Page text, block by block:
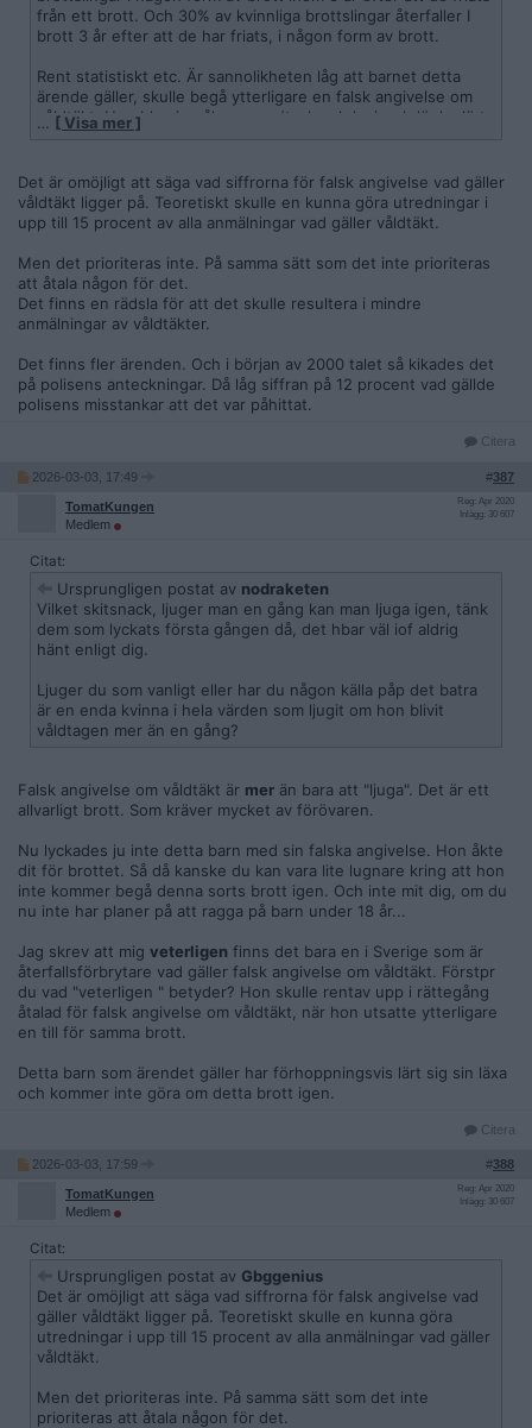
från ett brott. Och 30% av kvinnliga brottslingar återfaller I
brott 3 år efter att de har friats, i någon form av brott.
Rent statistiskt etc. Är sannolikheten låg att barnet detta
ärende gäller, skulle begå ytterligare en falsk angivelse om
våldtäkt. Hon blev ju påkommen (tack och lov) och lär ha lärt
sig en rejäl läxa nu!
Och i övrigt är hon ettbarnunder 18 år. Så obegripligt att
vuxna män i tråden är så rädda att råka på henne och riskera
att få falsk angivelse om våldtäkt över sig. Vuxna män i
tråden borde väl om något
låta bli
barn under 18, i första
hand. Det är väl främst där deras fokus bör ligga. Låter de bli
det är ju risken minimal att de skulle råka på barnet detta
ärende handlar om.
… [ Visa mer ]
Det är omöjligt att säga vad siffrorna för falsk angivelse vad gäller
våldtäkt ligger på. Teoretiskt skulle en kunna göra utredningar i
upp till 15 procent av alla anmälningar vad gäller våldtäkt.
Men det prioriteras inte. På samma sätt som det inte prioriteras
att åtala någon för det.
Det finns en rädsla för att det skulle resultera i mindre
anmälningar av våldtäkter.
Det finns fler ärenden. Och i början av 2000 talet så kikades det
på polisens anteckningar. Då låg siffran på 12 procent vad gällde
polisens misstankar att det var påhittat.
Citera
2026-03-03, 17:49 #387
TomatKungen
Medlem
Reg: Apr 2020
Inlägg: 30 607
Citat:
Ursprungligen postat av nodraketen
Vilket skitsnack, ljuger man en gång kan man ljuga igen, tänk
dem som lyckats första gången då, det hbar väl iof aldrig
hänt enligt dig.
Ljuger du som vanligt eller har du någon källa påp det batra
är en enda kvinna i hela värden som ljugit om hon blivit
våldtagen mer än en gång?
Falsk angivelse om våldtäkt är mer än bara att "ljuga". Det är ett
allvarligt brott. Som kräver mycket av förövaren.
Nu lyckades ju inte detta barn med sin falska angivelse. Hon åkte
dit för brottet. Så då kanske du kan vara lite lugnare kring att hon
inte kommer begå denna sorts brott igen. Och inte mit dig, om du
nu inte har planer på att ragga på barn under 18 år...
Jag skrev att mig veterligen finns det bara en i Sverige som är
återfallsförbrytare vad gäller falsk angivelse om våldtäkt. Förstpr
du vad "veterligen " betyder? Hon skulle rentav upp i rättegång
åtalad för falsk angivelse om våldtäkt, när hon utsatte ytterligare
en till för samma brott.
Detta barn som ärendet gäller har förhoppningsvis lärt sig sin läxa
och kommer inte göra om detta brott igen.
Citera
2026-03-03, 17:59 #388
TomatKungen
Medlem
Reg: Apr 2020
Inlägg: 30 607
Citat:
Ursprungligen postat av Gbggenius
Det är omöjligt att säga vad siffrorna för falsk angivelse vad
gäller våldtäkt ligger på. Teoretiskt skulle en kunna göra
utredningar i upp till 15 procent av alla anmälningar vad gäller
våldtäkt.
Men det prioriteras inte. På samma sätt som det inte
prioriteras att åtala någon för det.